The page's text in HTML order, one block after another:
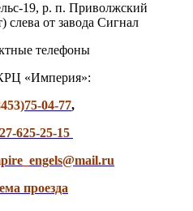
19, р. п. Приволжский
слева от завода Сигнал
телефоны
«Империя»:
75-04-77,
625-25-15
проезда